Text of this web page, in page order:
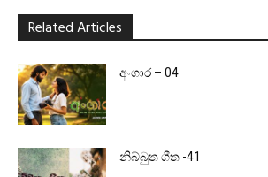
Related Articles
අංගාර – 04
නිබ්බුත ගීත -41